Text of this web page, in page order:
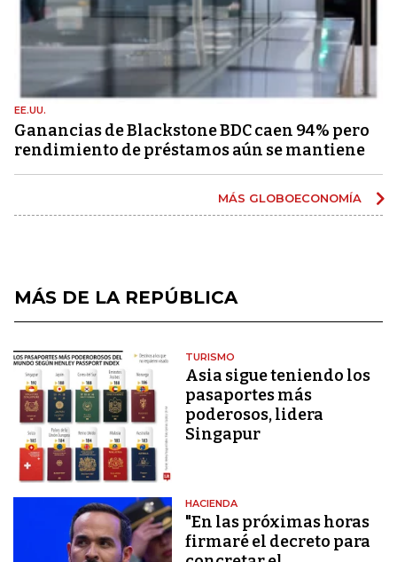
EE.UU.
Ganancias de Blackstone BDC caen 94% pero
rendimiento de préstamos aún se mantiene
MÁS GLOBOECONOMÍA
MÁS DE LA REPÚBLICA
TURISMO
Asia sigue teniendo los
pasaportes más
poderosos, lidera
Singapur
HACIENDA
"En las próximas horas
firmaré el decreto para